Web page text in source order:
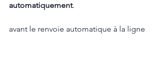
automatiquement.
avant le renvoie automatique à la ligne